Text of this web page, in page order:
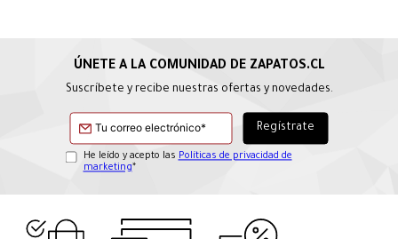
Suscríbete y recibe nuestras ofertas y novedades.
He leído y acepto las Políticas de privacidad de
marketing*